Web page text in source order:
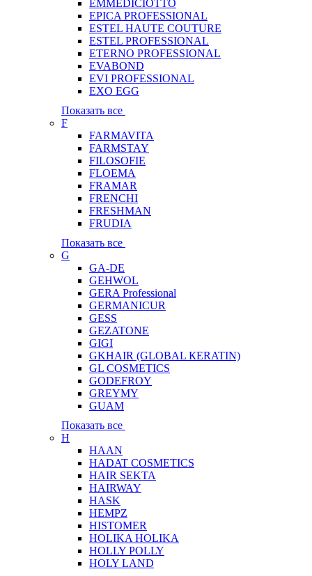
EMMEDICIOTTO
EPICA PROFESSIONAL
ESTEL HAUTE COUTURE
ESTEL PROFESSIONAL
ETERNO PROFESSIONAL
EVABOND
EVI PROFESSIONAL
EXO EGG
Показать все
F
FARMAVITA
FARMSTAY
FILOSOFIE
FLOEMA
FRAMAR
FRENCHI
FRESHMAN
FRUDIA
Показать все
G
GA-DE
GEHWOL
GERA Professional
GERMANICUR
GESS
GEZATONE
GIGI
GKHAIR (GLOBAL КЕRATIN)
GL COSMETICS
GODEFROY
GREYMY
GUAM
Показать все
H
HAAN
HADAT COSMETICS
HAIR SEKTA
HAIRWAY
HASK
HEMPZ
HISTOMER
HOLIKA HOLIKA
HOLLY POLLY
HOLY LAND